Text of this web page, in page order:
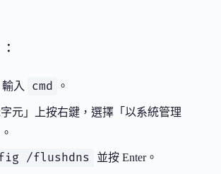
入 cmd 。
元」上按右鍵，選擇「以系統管理
/flushdns 並按 Enter。